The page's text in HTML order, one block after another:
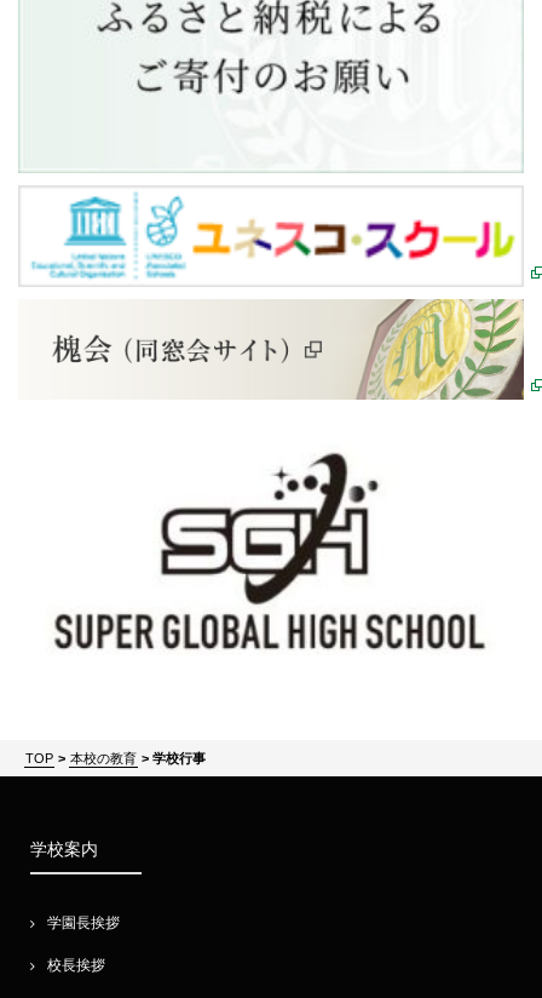
TOP > 本校の教育 > 学校行事
学校案内
学園長挨拶
校長挨拶